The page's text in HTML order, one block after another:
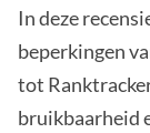
In deze
beperkingen
tot
bruikbaarheid